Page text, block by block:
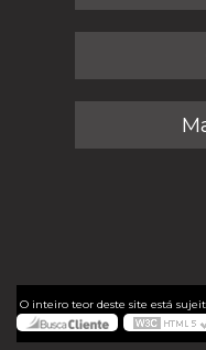
O inteiro teor deste site está